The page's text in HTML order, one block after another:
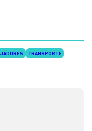
TRANSPORTE